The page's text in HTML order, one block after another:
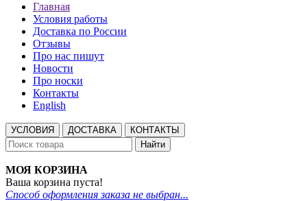
Главная
Условия работы
Доставка по России
Отзывы
Про нас пишут
Новости
Про носки
Контакты
English
УСЛОВИЯ ДОСТАВКА
КОНТАКТЫ
Найти
МОЯ КОРЗИНА
Ваша корзина пуста!
Способ оформления заказа не выбран...